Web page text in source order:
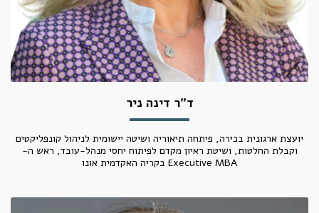
ד"ר דינה ניר
יועצת ארגונית בכירה, פיתחה תיאוריה ושיטה יישומית לניהול קונפליקטים
וקבלת החלטות, ושיטת ראיון מקדם לפיתוח יחסי מנהל-עובד, ראש ה-
Executive MBA בקריה האקדמית אונו